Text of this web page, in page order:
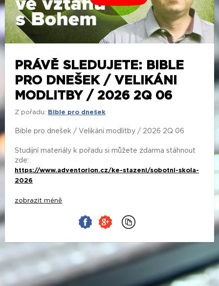
PRÁVĚ SLEDUJETE: BIBLE
PRO DNEŠEK / VELIKÁNI
MODLITBY / 2026 2Q 06
Z pořadu: Bible pro dnešek
Bible pro dnešek / Velikáni modlitby / 2026 2Q 06
Studijní materiály k pořadu si můžete zdarma stáhnout
zde:
https://www.adventorion.cz/ke-stazeni/sobotni-skola-
2026
zobrazit méně